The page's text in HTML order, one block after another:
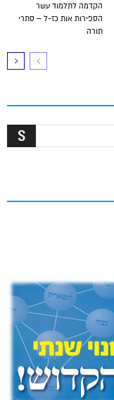
הקדמה לתלמוד עשר
הספירות אות כז-ל – סתרי
תורה